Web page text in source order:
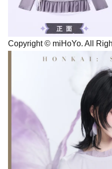
Copyright © miHoYo. All